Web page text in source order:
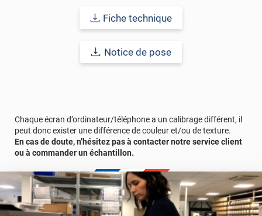
revêtement peut être installé dans un lieu ouvert public.
écaillage, délamination et jaunissement)
Fiche technique
Notice de pose
Chaque écran d’ordinateur/téléphone a un calibrage différent, il
peut donc exister une différence de couleur et/ou de texture.
En cas de doute, n’hésitez pas à contacter notre service client
ou à commander un échantillon.